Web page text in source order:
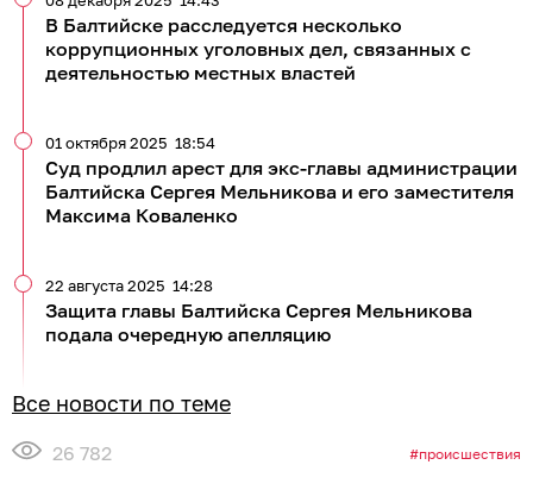
В Балтийске расследуется несколько
коррупционных уголовных дел, связанных с
деятельностью местных властей
Суд продлил арест для экс-главы администрации
Балтийска Сергея Мельникова и его заместителя
Максима Коваленко
01 октября 2025 18:54
Защита главы Балтийска Сергея Мельникова
подала очередную апелляцию
22 августа 2025 14:28
Все новости по теме
26 782 происшествия